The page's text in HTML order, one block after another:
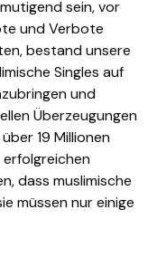
sein, vor
und Verbote
bestand unsere
Singles auf
und
Überzeugungen
19 Millionen
dass muslimische
müssen nur einige